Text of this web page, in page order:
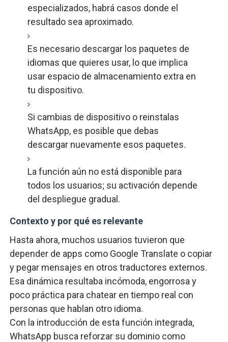
especializados, habrá casos donde el
resultado sea aproximado.
Es necesario descargar los paquetes de
idiomas que quieres usar, lo que implica
usar espacio de almacenamiento extra en
tu dispositivo.
Si cambias de dispositivo o reinstalas
WhatsApp, es posible que debas
descargar nuevamente esos paquetes.
La función aún no está disponible para
todos los usuarios; su activación depende
del despliegue gradual.
Contexto y por qué es relevante
Hasta ahora, muchos usuarios tuvieron que
depender de apps como Google Translate o copiar
y pegar mensajes en otros traductores externos.
Esa dinámica resultaba incómoda, engorrosa y
poco práctica para chatear en tiempo real con
personas que hablan otro idioma.
Con la introducción de esta función integrada,
WhatsApp busca reforzar su dominio como